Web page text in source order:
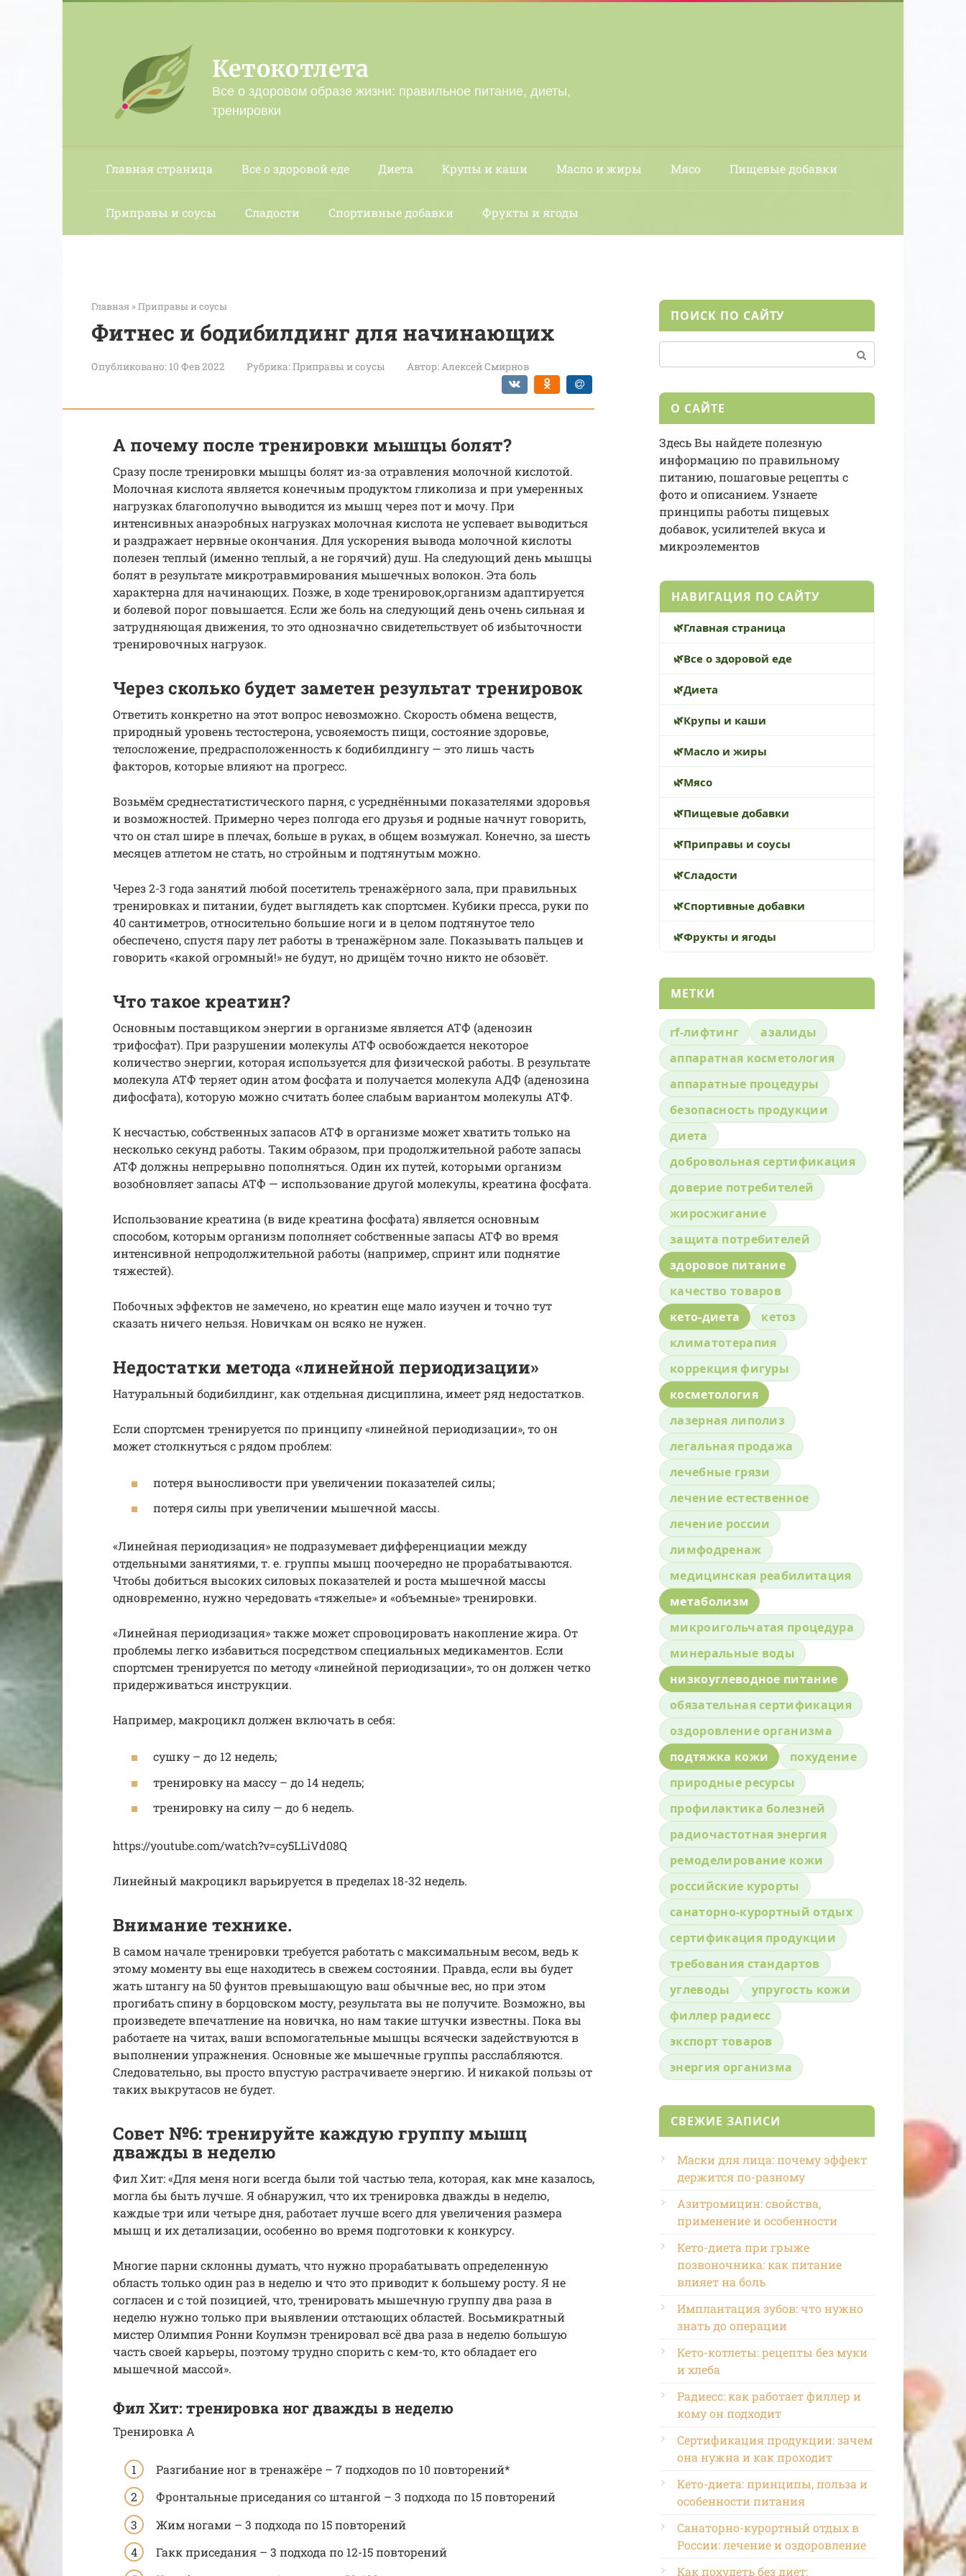
Кетокотлета
Все о здоровом образе жизни: правильное питание, диеты,
тренировки
Главная страница Все о здоровой еде Диета Крупы и каши Масло и жиры Мясо Пищевые добавки
Приправы и соусы Сладости Спортивные добавки Фрукты и ягоды
Главная »Приправы и соусы
Фитнес и бодибилдинг для начинающих
Опубликовано: 10 Фев 2022 Рубрика:Приправы и соусы Автор:Алексей Смирнов
А почему после тренировки мышцы болят?
Сразу после тренировки мышцы болят из-за отравления молочной кислотой.
Молочная кислота является конечным продуктом гликолиза и при умеренных
нагрузках благополучно выводится из мышц через пот и мочу. При
интенсивных анаэробных нагрузках молочная кислота не успевает выводиться
и раздражает нервные окончания. Для ускорения вывода молочной кислоты
полезен теплый (именно теплый, а не горячий) душ. Hа следующий день мышцы
болят в результате микротравмирования мышечных волокон. Эта боль
характерна для начинающих. Позже, в ходе тренировок,организм адаптируется
и болевой порог повышается. Если же боль на следующий день очень сильная и
затрудняющая движения, то это однозначно свидетельствует об избыточности
тренировочных нагрузок.
Через сколько будет заметен результат тренировок
Ответить конкретно на этот вопрос невозможно. Скорость обмена веществ,
природный уровень тестостерона, усвояемость пищи, состояние здоровье,
телосложение, предрасположенность к бодибилдингу — это лишь часть
факторов, которые влияют на прогресс.
Возьмём среднестатистического парня, с усреднёнными показателями здоровья
и возможностей. Примерно через полгода его друзья и родные начнут говорить,
что он стал шире в плечах, больше в руках, в общем возмужал. Конечно, за шесть
месяцев атлетом не стать, но стройным и подтянутым можно.
Через 2-3 года занятий любой посетитель тренажёрного зала, при правильных
тренировках и питании, будет выглядеть как спортсмен. Кубики пресса, руки по
40 сантиметров, относительно большие ноги и в целом подтянутое тело
обеспечено, спустя пару лет работы в тренажёрном зале. Показывать пальцев и
говорить «какой огромный!» не будут, но дрищём точно никто не обзовёт.
Что такое креатин?
Основным поставщиком энергии в организме является АТФ (аденозин
трифосфат). При разрушении молекулы АТФ освобождается некоторое
количество энергии, которая используется для физической работы. В результате
молекула АТФ теряет один атом фосфата и получается молекула АДФ (аденозина
дифосфата), которую можно считать более слабым вариантом молекулы АТФ.
К несчастью, собственных запасов АТФ в организме может хватить только на
несколько секунд работы. Таким образом, при продолжительной работе запасы
АТФ должны непрерывно пополняться. Один их путей, которыми организм
возобновляет запасы АТФ — использование другой молекулы, креатина фосфата.
Использование креатина (в виде креатина фосфата) является основным
способом, которым организм пополняет собственные запасы АТФ во время
интенсивной непродолжительной работы (например, спринт или поднятие
тяжестей).
Побочных эффектов не замечено, но креатин еще мало изучен и точно тут
сказать ничего нельзя. Hовичкам он всяко не нужен.
Недостатки метода «линейной периодизации»
Натуральный бодибилдинг, как отдельная дисциплина, имеет ряд недостатков.
Если спортсмен тренируется по принципу «линейной периодизации», то он
может столкнуться с рядом проблем:
потеря выносливости при увеличении показателей силы;
потеря силы при увеличении мышечной массы.
«Линейная периодизация» не подразумевает дифференциации между
отдельными занятиями, т. е. группы мышц поочередно не прорабатываются.
Чтобы добиться высоких силовых показателей и роста мышечной массы
одновременно, нужно чередовать «тяжелые» и «объемные» тренировки.
«Линейная периодизация» также может спровоцировать накопление жира. От
проблемы легко избавиться посредством специальных медикаментов. Если
спортсмен тренируется по методу «линейной периодизации», то он должен четко
придерживаться инструкции.
Например, макроцикл должен включать в себя:
сушку – до 12 недель;
тренировку на массу – до 14 недель;
тренировку на силу — до 6 недель.
https://youtube.com/watch?v=cy5LLiVd08Q
Линейный макроцикл варьируется в пределах 18-32 недель.
Внимание технике.
В самом начале тренировки требуется работать с максимальным весом, ведь к
этому моменту вы еще находитесь в свежем состоянии. Правда, если вы будет
жать штангу на 50 фунтов превышающую ваш обычные вес, но при этом
прогибать спину в борцовском мосту, результата вы не получите. Возможно, вы
произведете впечатление на новичка, но нам такие штучки известны. Пока вы
работаете на читах, ваши вспомогательные мышцы всячески задействуются в
выполнении упражнения. Основные же мышечные группы расслабляются.
Следовательно, вы просто впустую растрачиваете энергию. И никакой пользы от
таких выкрутасов не будет.
Совет №6: тренируйте каждую группу мышц
дважды в неделю
Фил Хит: «Для меня ноги всегда были той частью тела, которая, как мне казалось,
могла бы быть лучше. Я обнаружил, что их тренировка дважды в неделю,
каждые три или четыре дня, работает лучше всего для увеличения размера
мышц и их детализации, особенно во время подготовки к конкурсу.
Многие парни склонны думать, что нужно прорабатывать определенную
область только один раз в неделю и что это приводит к большему росту. Я не
согласен и с той позицией, что, тренировать мышечную группу два раза в
неделю нужно только при выявлении отстающих областей. Восьмикратный
мистер Олимпия Ронни Коулмэн тренировал всё два раза в неделю большую
часть своей карьеры, поэтому трудно спорить с кем-то, кто обладает его
мышечной массой».
Фил Хит: тренировка ног дважды в неделю
Тренировка А
Разгибание ног в тренажёре – 7 подходов по 10 повторений*
Фронтальные приседания со штангой – 3 подхода по 15 повторений
Жим ногами – 3 подхода по 15 повторений
Гакк приседания – 3 подхода по 12-15 повторений
ПОИСК ПО САЙТУ
О САЙТЕ
Здесь Вы найдете полезную
информацию по правильному
питанию, пошаговые рецепты с
фото и описанием. Узнаете
принципы работы пищевых
добавок, усилителей вкуса и
микроэлементов
НАВИГАЦИЯ ПО САЙТУ
Главная страница
Все о здоровой еде
Диета
Крупы и каши
Масло и жиры
Мясо
Пищевые добавки
Приправы и соусы
Сладости
Спортивные добавки
Фрукты и ягоды
МЕТКИ
rf-лифтинг
азалиды
аппаратная косметология
аппаратные процедуры
безопасность продукции
диета
добровольная сертификация
доверие потребителей
жиросжигание
защита потребителей
здоровое питание
качество товаров
кето-диета
кетоз
климатотерапия
коррекция фигуры
косметология
лазерная липолиз
легальная продажа
лечебные грязи
лечение естественное
лечение россии
лимфодренаж
медицинская реабилитация
метаболизм
микроигольчатая процедура
минеральные воды
низкоуглеводное питание
обязательная сертификация
оздоровление организма
подтяжка кожи
похудение
природные ресурсы
профилактика болезней
радиочастотная энергия
ремоделирование кожи
российские курорты
санаторно-курортный отдых
сертификация продукции
требования стандартов
углеводы
упругость кожи
филлер радиесс
экспорт товаров
энергия организма
СВЕЖИЕ ЗАПИСИ
Маски для лица: почему эффект
держится по-разному
Азитромицин: свойства,
применение и особенности
Кето-диета при грыже
позвоночника: как питание
влияет на боль
Имплантация зубов: что нужно
знать до операции
Кето-котлеты: рецепты без муки
и хлеба
Радиесс: как работает филлер и
кому он подходит
Сертификация продукции: зачем
она нужна и как проходит
Кето-диета: принципы, польза и
особенности питания
Санаторно-курортный отдых в
России: лечение и оздоровление
Как похудеть без диет: